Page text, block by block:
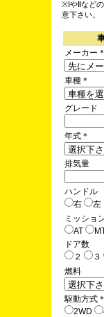
※ⅠやⅡなど
意下さい。
メーカー ＊
車種 ＊
グレード
年式 ＊
排気量
ハンドル
右
左
ミッショ
AT
ドア数
２
３
燃料
駆動方式 ＊
2WD